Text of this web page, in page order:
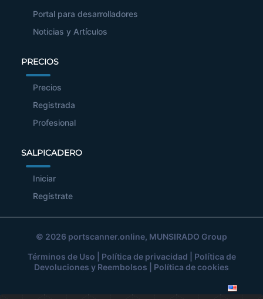
Portal para desarrolladores
Noticias y Artículos
PRECIOS
Precios
Registrada
Profesional
SALPICADERO
Iniciar
Regístrate
© 2026 portscanner.online, MUNSIRADO Group
Términos de Uso
Política de privacidad
Política de
Devoluciones y Reembolsos
Política de cookies